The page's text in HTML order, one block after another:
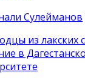
Сулейманов